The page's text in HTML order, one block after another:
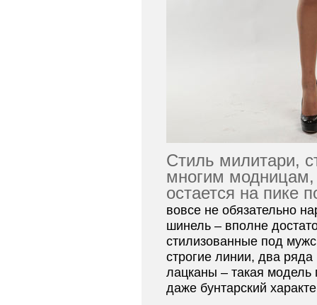
Стиль милитари,
многим модницам,
остается на пике
вовсе не обязательно
шинель – вполне
стилизованные под
строгие линии, два ряда
лацканы – такая модель
даже бунтарский